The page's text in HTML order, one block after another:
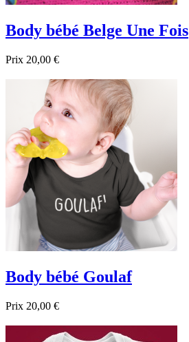
Body bébé Belge Une Fois
Prix 20,00 €
Aperçu rapide
Noir Bleu foncé
Body bébé Goulaf
Prix 20,00 €